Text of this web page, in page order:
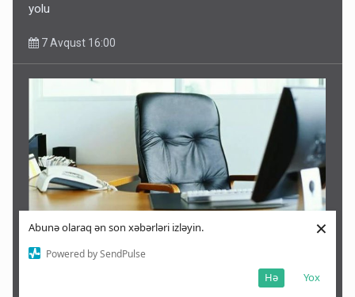
Abunə olaraq ən son xəbərləri izləyin.
Powered by SendPulse
Yox
Hə
×
yolu
7 Avqust 16:00
Azərbaycanda bu rayonlarda icra başçısı yoxdur -SİYAHI